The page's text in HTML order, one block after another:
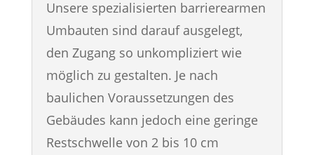
Unsere spezialisierten barrierearmen
Umbauten sind darauf ausgelegt,
den Zugang so unkompliziert wie
möglich zu gestalten. Je nach
baulichen Voraussetzungen des
Gebäudes kann jedoch eine geringe
Restschwelle von 2 bis 10 cm